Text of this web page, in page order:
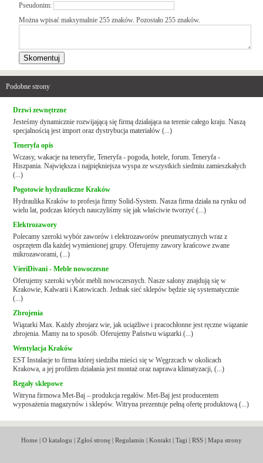
Pseudonim:
Można wpisać maksymalnie 255 znaków. Pozostało255 znaków.
Podobne strony
Drzwi zewnętrzne
Jesteśmy dynamicznie rozwijającą się firmą działająca na terenie całego kraju. Naszą
specjalnością jest import oraz dystrybucja materiałów (...)
Teneryfa opis
Wczasy, wakacje na teneryfie, Teneryfa - pogoda, hotele, forum. Teneryfa -
Hiszpania. Największa i najpiękniejsza wyspa ze wszystkich siedmiu zamieszkałych
(...)
Pogotowie hydrauliczne Kraków
Hydraulika Kraków to profesja firmy Solid-System. Nasza firma działa na rynku od
wielu lat, podczas których nauczyliśmy się jak właściwie tworzyć (...)
Elektrozawory
Polecamy szeroki wybór zaworów i elektrozaworów pneumatycznych wraz z
osprzętem dla każdej wymienionej grupy. Oferujemy zawory krańcowe zwane
mikrozaworami, (...)
VieriDivani - Meble nowoczesne
Oferujemy szeroki wybór mebli nowoczesnych. Nasze salony znajdują się w
Krakowie, Kalwarii i Katowicach. Jednak sieć sklepów będzie się systematycznie
(...)
Zbrojenia
Wiązarki Max. Każdy zbrojarz wie, jak uciążliwe i pracochłonne jest ręczne wiązanie
zbrojenia. Mamy na to sposób. Oferujemy Państwu wiązarki (...)
Wentylacja Kraków
EST Instalacje to firma której siedziba mieści się w Węgrzcach w okolicach
Krakowa, a jej profilem działania jest montaż oraz naprawa klimatyzacji, (...)
Regały sklepowe
Witryna firmowa Met-Baj – produkcja regałów. Met-Baj jest producentem
wyposażenia magazynów i sklepów. Witryna prezentuje pełną ofertę produktową (...)
Home| O katalogu | Zgłoś stronę| Regulamin | Kontakt| Tagi | RSS| Mapa strony